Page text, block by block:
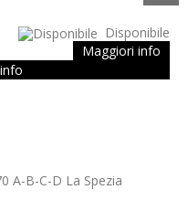
Disponibile
Maggiori info
A-B-C-D La Spezia